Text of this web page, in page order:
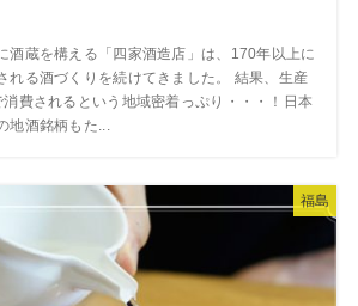
酒蔵を構える「四家酒造店」は、170年以上に
れる酒づくりを続けてきました。 結果、生産
費されるという地域密着っぷり・・・！日本
地酒銘柄もた...
福島